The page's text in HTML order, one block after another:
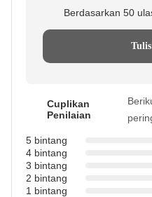
Berdasarkan 50
Cuplikan
Penilaian
5 bintang
4 bintang
3 bintang
2 bintang
1 bintang